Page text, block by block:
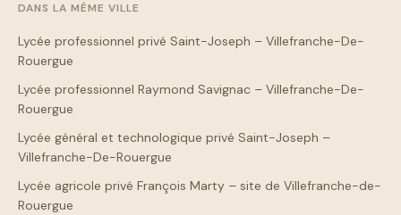
DANS LA MÊME VILLE
Lycée professionnel privé Saint-Joseph – Villefranche-De-
Rouergue
Lycée professionnel Raymond Savignac – Villefranche-De-
Rouergue
Lycée général et technologique privé Saint-Joseph –
Villefranche-De-Rouergue
Lycée agricole privé François Marty – site de Villefranche-de-
Rouergue